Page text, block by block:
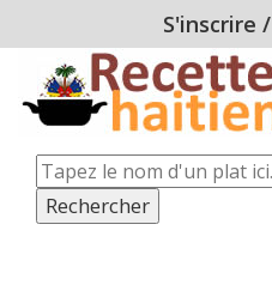
S'inscrire /
Rechercher